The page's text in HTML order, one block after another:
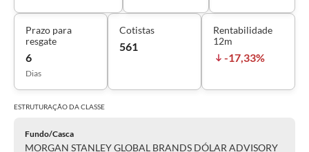
Prazo para
resgate
6
Dias
Cotistas
561
Rentabilidade
12m
-17,33%
ESTRUTURAÇÃO DACLASSE
Fundo/Casca
MORGAN STANLEY GLOBAL BRANDS DÓLAR ADVISORY